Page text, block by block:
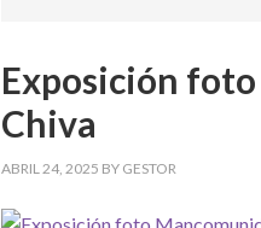
Exposición
Chiva
ABRIL 24, 2025 BY GESTOR